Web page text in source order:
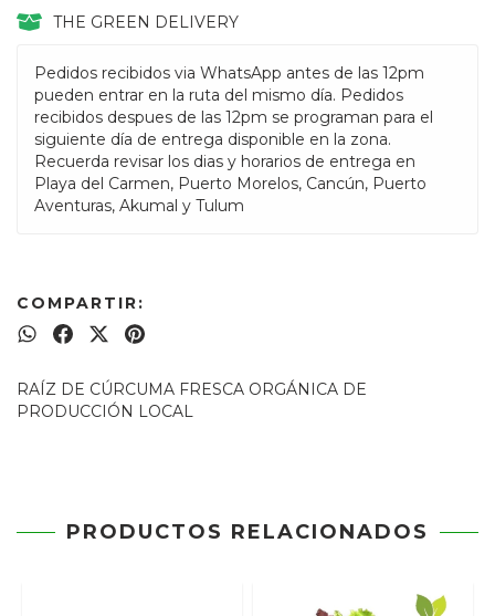
THE GREEN DELIVERY
Pedidos recibidos via WhatsApp antes de las 12pm
pueden entrar en la ruta del mismo día. Pedidos
recibidos despues de las 12pm se programan para el
siguiente día de entrega disponible en la zona.
Recuerda revisar los dias y horarios de entrega en
Playa del Carmen, Puerto Morelos, Cancún, Puerto
Aventuras, Akumal y Tulum
COMPARTIR:
RAÍZ DE CÚRCUMA FRESCA ORGÁNICA DE
PRODUCCIÓN LOCAL
PRODUCTOS RELACIONADOS